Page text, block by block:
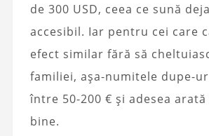
de 300 USD, ceea ce sună
accesibil. Iar pentru cei care
efect similar fără să
familiei, așa-numitele dupe-
între 50-200 € și adesea
bine.